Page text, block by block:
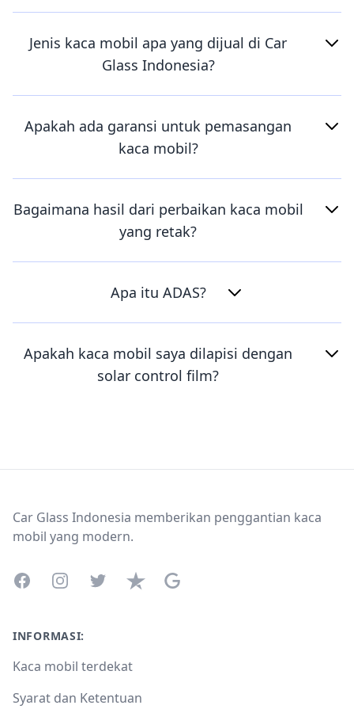
Jenis kaca mobil apa yang dijual di Car
Glass Indonesia?
Apakah ada garansi untuk pemasangan
kaca mobil?
Bagaimana hasil dari perbaikan kaca mobil
yang retak?
Apa itu ADAS?
Apakah kaca mobil saya dilapisi dengan
solar control film?
Car Glass Indonesia memberikan penggantian kaca
mobil yang modern.
FacebookInstagramTwitterTrustpilotGoogle Business Profile
INFORMASI:
Kaca mobil terdekat
Syarat dan Ketentuan